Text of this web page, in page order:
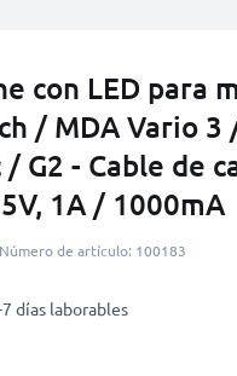
con LED para
/ MDA Vario 3
G2 - Cable de
1A / 1000mA
Número de artículo: 100183
días laborables